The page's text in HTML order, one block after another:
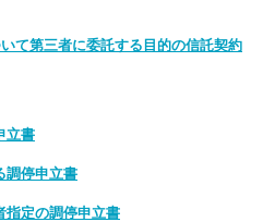
て第三者に委託する目的の信託契約
立書
調停申立書
指定の調停申立書